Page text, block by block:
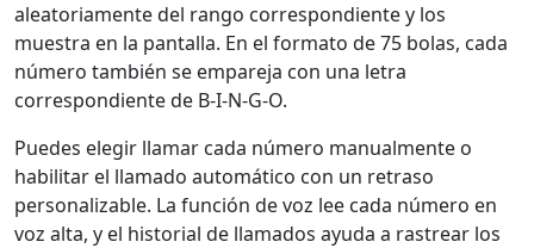
aleatoriamente del rango correspondiente y los
muestra en la pantalla. En el formato de 75 bolas, cada
número también se empareja con una letra
correspondiente de B-I-N-G-O.
Puedes elegir llamar cada número manualmente o
habilitar el llamado automático con un retraso
personalizable. La función de voz lee cada número en
voz alta, y el historial de llamados ayuda a rastrear los